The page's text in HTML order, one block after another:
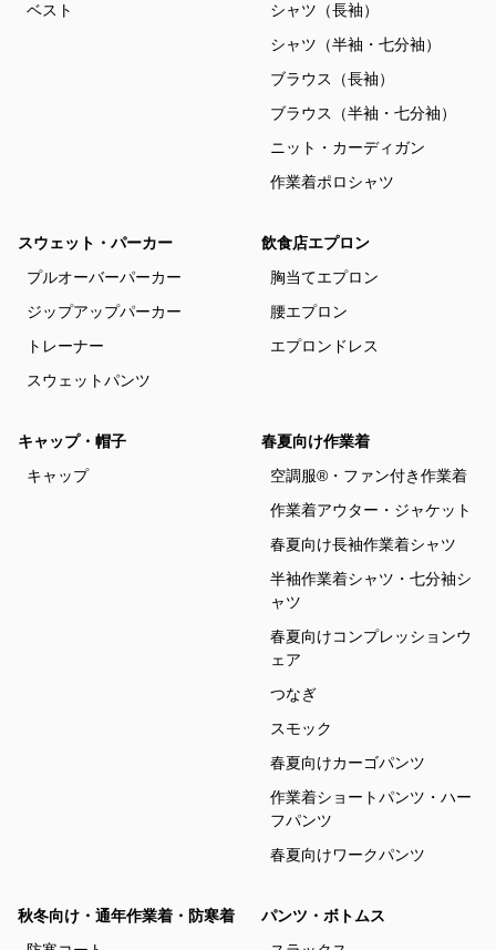
ベスト
シャツ（長袖）
シャツ（半袖・七分袖）
ブラウス（長袖）
ブラウス（半袖・七分袖）
ニット・カーディガン
作業着ポロシャツ
スウェット・パーカー
プルオーバーパーカー
ジップアップパーカー
トレーナー
スウェットパンツ
飲食店エプロン
胸当てエプロン
腰エプロン
エプロンドレス
キャップ・帽子
キャップ
春夏向け作業着
空調服®・ファン付き作業着
作業着アウター・ジャケット
春夏向け長袖作業着シャツ
半袖作業着シャツ・七分袖シ
ャツ
春夏向けコンプレッションウ
ェア
つなぎ
スモック
春夏向けカーゴパンツ
作業着ショートパンツ・ハー
フパンツ
春夏向けワークパンツ
秋冬向け・通年作業着・防寒着
パンツ・ボトムス